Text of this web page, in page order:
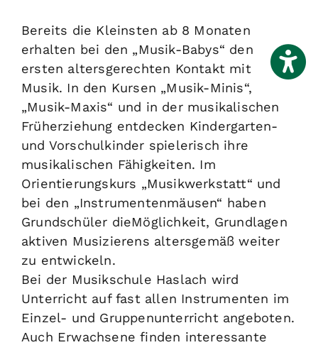
Bereits die Kleinsten ab 8 Monaten
erhalten bei den „Musik-Babys“ den
ersten altersgerechten Kontakt mit
Musik. In den Kursen „Musik-Minis“,
„Musik-Maxis“ und in der musikalischen
Früherziehung entdecken Kindergarten-
und Vorschulkinder spielerisch ihre
musikalischen Fähigkeiten. Im
Orientierungskurs „Musikwerkstatt“ und
bei den „Instrumentenmäusen“ haben
Grundschüler dieMöglichkeit, Grundlagen
aktiven Musizierens altersgemäß weiter
zu entwickeln.
Bei der Musikschule Haslach wird
Unterricht auf fast allen Instrumenten im
Einzel- und Gruppenunterricht angeboten.
Auch Erwachsene finden interessante